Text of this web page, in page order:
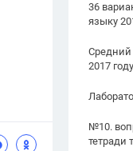
36
языку
Средний
2017
№10.
тетради